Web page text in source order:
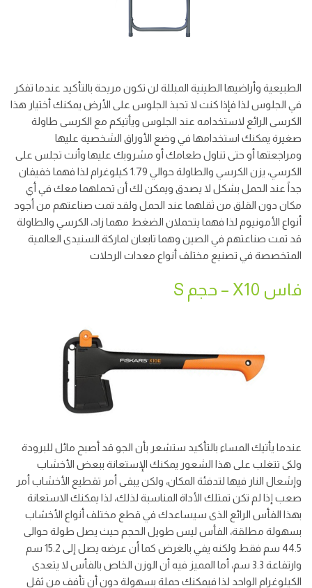
الطبيعية وأراضيها الطينية المبللة لن تكون مريحة بالتأكيد عندما تفكر
في الجلوس لذا فإذا كنت لا تحبذ الجلوس على الأرض يمكنك أختيار هذا
الكرسى الرائع لاستخدامه عند الجلوس ويأتيكم مع الكرسى طاولة
صغيرة يمكنك استخدامها في وضع الأوراق الشخصية عليها
ومراجعتها أو حتى تناول طعامك أو مشروبك عليها وأنت تجلس على
الكرسي، يزن الكرسي والطاولة حوالي 1.79 كيلوغرام لذا فهما خفيفان
جداً عند الحمل بشكل لا يصدق ويمكن لك أن تحملهما معك في أي
مكان دون القلق من ثقلهما عند الحمل ولقد تمت صناعتهم من أجود
أنواع الأمونيوم لذا فهما يتحملان الضغط مهما زاد، الكرسي والطاولة
قد تمت صناعتهم في الصين وهما تابعان لماركة السنيدى العالمية
المتخصصة في تصنيع مختلف أنواع معدات الرحلات
فاس X10 – حجم S
عندما يأتيك المساء بالتأكيد ستشعر بأن الجو قد أصبح مائل للبرودة
ولكى تتغلب على هذا الشعور يمكنك الإستعانة ببعض الأخشاب
وإشعال النار فيها لتدفئة المكان، ولكن يبقى أمر تقطيع الأخشاب أمر
صعب إذا لم تكن تمتلك الأداة المناسبة لذلك، لذا يمكنك الاستعانة
بهذا الفأس الرائع الذى سيساعدك في قطع مختلف أنواع الأخشاب
بسهولة مطلقة، الفأس ليس طويل الحجم حيث يصل طولة حوالى
44.5 سم فقط ولكنه يفي بالغرض كما أن عرضه يصل إلى 15.2 سم
وارتفاعة 3.3 سم، أما المميز فيه أن الوزن الخاص بالفأس لا يتعدى
الكيلوغرام الواحد لذا فيمكنك حملة بسهولة دون أن تأفف من ثقل